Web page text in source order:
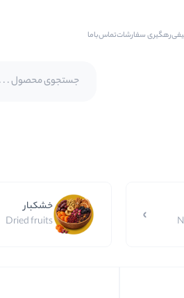
رهگیری سفارشاتتماس‌با‌ما
بادام هندی
بادام درختی
خشکبار
Dried fruits